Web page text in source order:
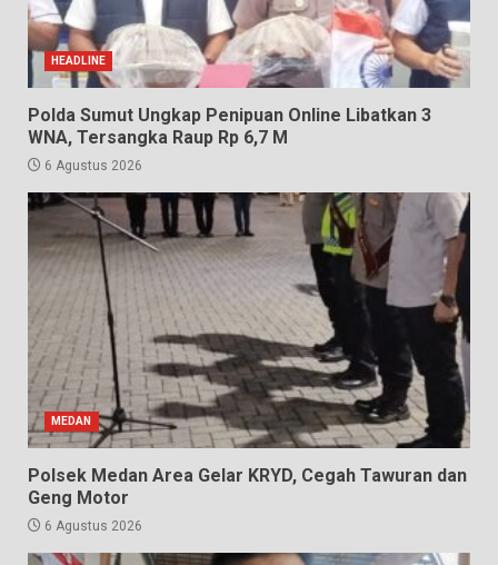
HEADLINE
Polda Sumut Ungkap Penipuan Online Libatkan 3
WNA, Tersangka Raup Rp 6,7 M
6 Agustus 2026
MEDAN
Polsek Medan Area Gelar KRYD, Cegah Tawuran dan
Geng Motor
6 Agustus 2026